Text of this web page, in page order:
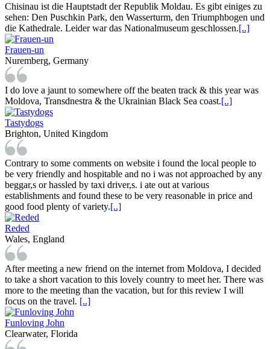
Chisinau ist die Hauptstadt der Republik Moldau. Es gibt einiges zu
sehen: Den Puschkin Park, den Wasserturm, den Triumphbogen und
die Kathedrale. Leider war das Nationalmuseum geschlossen.[..]
Frauen-un
Nuremberg, Germany
I do love a jaunt to somewhere off the beaten track & this year was
Moldova, Transdnestra & the Ukrainian Black Sea coast.[..]
Tastydogs
Brighton, United Kingdom
Contrary to some comments on website i found the local people to
be very friendly and hospitable and no i was not approached by any
beggar,s or hassled by taxi driver,s. i ate out at various
establishments and found these to be very reasonable in price and
good food plenty of variety.[..]
Reded
Wales, England
After meeting a new friend on the internet from Moldova, I decided
to take a short vacation to this lovely country to meet her. There was
more to the meeting than the vacation, but for this review I will
focus on the travel. [..]
Funloving John
Clearwater, Florida